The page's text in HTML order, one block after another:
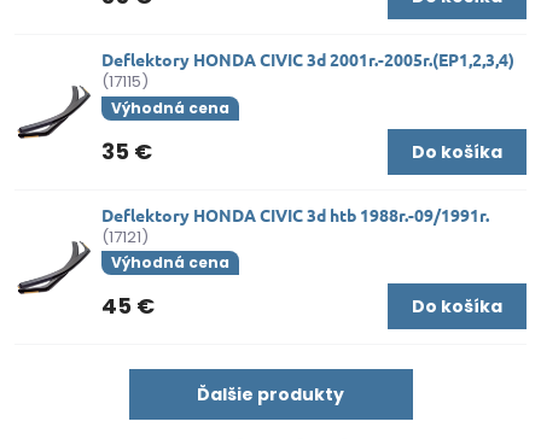
Deflektory HONDA CIVIC 3d 2001r.-2005r.(EP1,2,3,4)
(17115)
Výhodná cena
35 € Do košíka
Deflektory HONDA CIVIC 3d htb 1988r.-09/1991r.
(17121)
Výhodná cena
45 € Do košíka
Ďalšie produkty